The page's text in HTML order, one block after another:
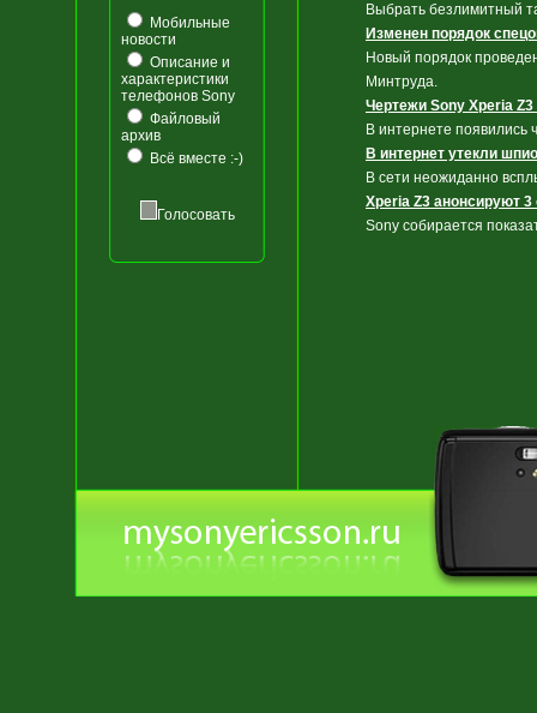
Мобильные
новости
Описание и
характеристики
телефонов Sony
Файловый
архив
Всё вместе :-)
Голосовать
Выбрать безлимитный
Изменен порядок
Новый порядок
Минтруда.
Чертежи Sony Xperia
В интернете появились
В интернет утекли
В сети неожиданно
Xperia Z3 анонсируют 3
Sony собирается